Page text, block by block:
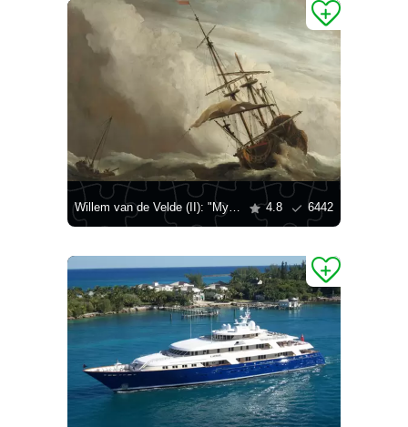
Willem van de Velde (II): "Myrsky" 4.8 6442